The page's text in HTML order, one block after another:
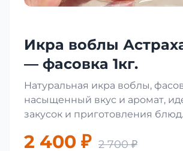
Икра воблы
— фасовка 1кг.
Натуральная икра воблы,
насыщенный вкус и аромат,
закусок и приготовления блюд.
2 400 ₽ 2 700 ₽